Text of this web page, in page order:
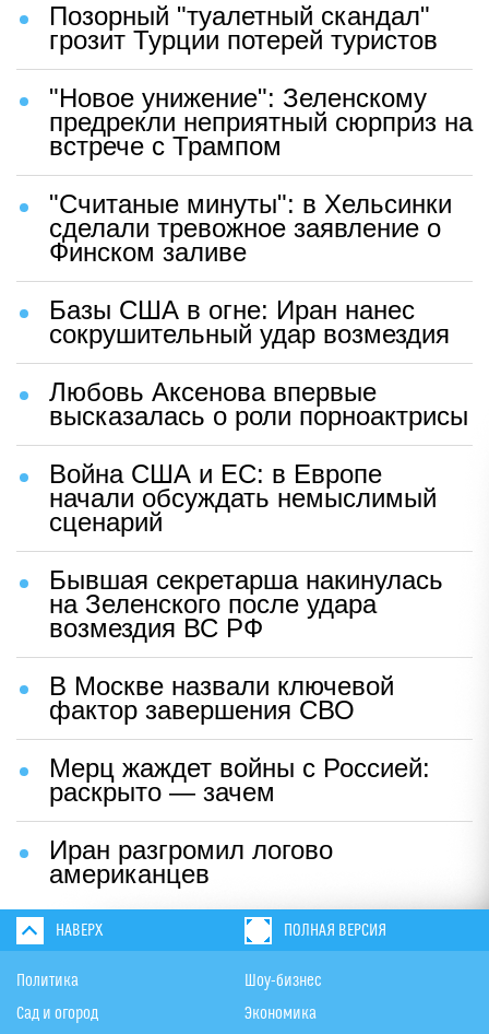
Позорный "туалетный скандал"
грозит Турции потерей туристов
"Новое унижение": Зеленскому
предрекли неприятный сюрприз на
встрече с Трампом
"Считаные минуты": в Хельсинки
сделали тревожное заявление о
Финском заливе
Базы США в огне: Иран нанес
сокрушительный удар возмездия
Любовь Аксенова впервые
высказалась о роли порноактрисы
Война США и ЕС: в Европе
начали обсуждать немыслимый
сценарий
Бывшая секретарша накинулась
на Зеленского после удара
возмездия ВС РФ
В Москве назвали ключевой
фактор завершения СВО
Мерц жаждет войны с Россией:
раскрыто — зачем
Иран разгромил логово
американцев
НАВЕРХ ПОЛНАЯ ВЕРСИЯ
Политика
Сад и огород
Шоу-бизнес
Экономика